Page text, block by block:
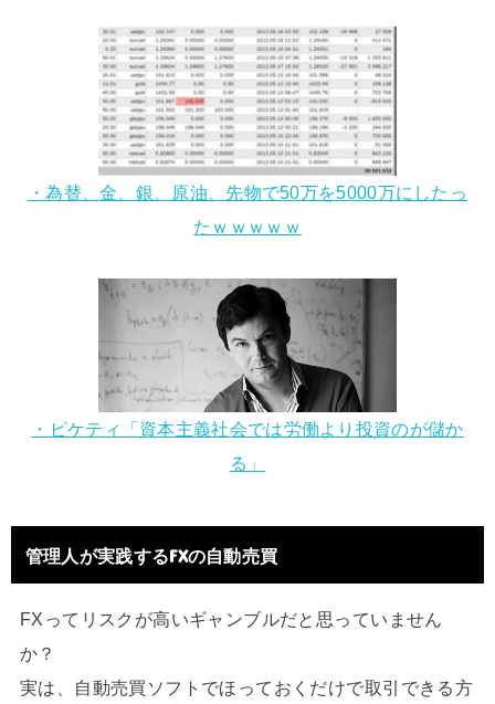
・為替、金、銀、原油、先物で50万を5000万にしたっ
たｗｗｗｗｗ
・ピケティ「資本主義社会では労働より投資のが儲か
る」
管理人が実践するFXの自動売買
FXってリスクが高いギャンブルだと思っていません
か？
実は、自動売買ソフトでほっておくだけで取引できる方